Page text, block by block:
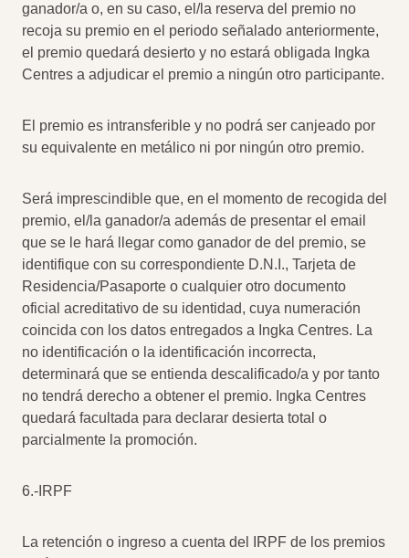
ganador/a o, en su caso, el/la reserva del premio no
recoja su premio en el periodo señalado anteriormente,
el premio quedará desierto y no estará obligada Ingka
Centres a adjudicar el premio a ningún otro participante.
El premio es intransferible y no podrá ser canjeado por
su equivalente en metálico ni por ningún otro premio.
Será imprescindible que, en el momento de recogida del
premio, el/la ganador/a además de presentar el email
que se le hará llegar como ganador de del premio, se
identifique con su correspondiente D.N.I., Tarjeta de
Residencia/Pasaporte o cualquier otro documento
oficial acreditativo de su identidad, cuya numeración
coincida con los datos entregados a Ingka Centres. La
no identificación o la identificación incorrecta,
determinará que se entienda descalificado/a y por tanto
no tendrá derecho a obtener el premio. Ingka Centres
quedará facultada para declarar desierta total o
parcialmente la promoción.
6.-IRPF
La retención o ingreso a cuenta del IRPF de los premios